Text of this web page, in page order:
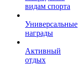
видам спорта
Универсальные
награды
Активный
отдых